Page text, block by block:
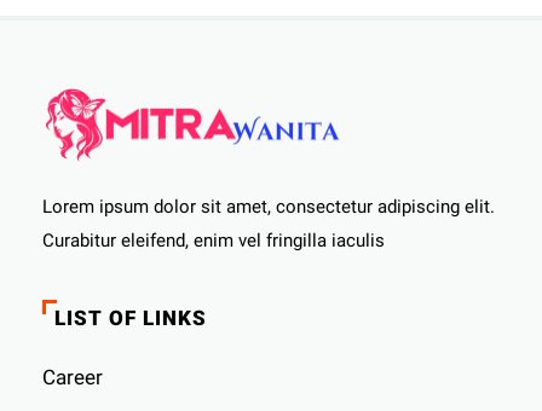
Lorem ipsum dolor sit amet, consectetur adipiscing elit.
Curabitur eleifend, enim vel fringilla iaculis
LIST OF LINKS
Career